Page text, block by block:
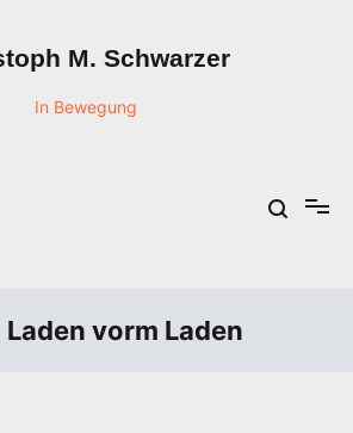
M. Schwarzer
In Bewegung
Laden vorm Laden